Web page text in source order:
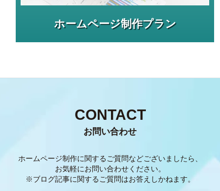
ホームページ制作プラン
CONTACT
お問い合わせ
ホームページ制作に関するご質問などございましたら、
お気軽にお問い合わせください。
※ブログ記事に関するご質問はお答えしかねます。